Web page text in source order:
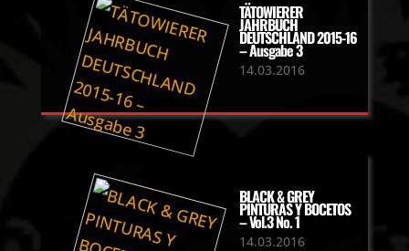
TÄTOWIERER
JAHRBUCH
DEUTSCHLAND 2015-16
– Ausgabe 3
14.03.2016
BLACK & GREY
PINTURAS Y BOCETOS
– Vol.3 No. 1
14.03.2016